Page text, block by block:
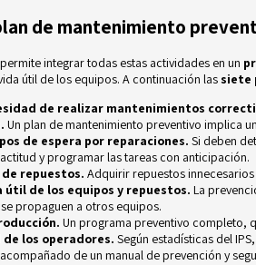
de mantenimiento
integrar todas estas actividades en un
útil de los equipos. A continuación las siete
de realizar mantenimientos
Un plan de mantenimiento preventivo implica
de espera por reparaciones. Si deben
y programar las tareas con anticipación.
repuestos. Adquirir repuestos
útil de los equipos y repuestos. La
propaguen a otros equipos.
Un programa preventivo completo,
los operadores. Según estadísticas del
de un manual de prevención y